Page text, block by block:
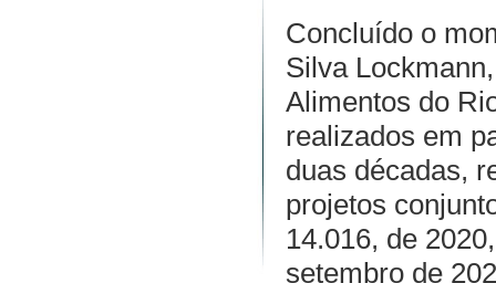
Concluído o
Silva
Alimentos do
realizados em
duas décadas,
projetos
14.016, de
setembro de